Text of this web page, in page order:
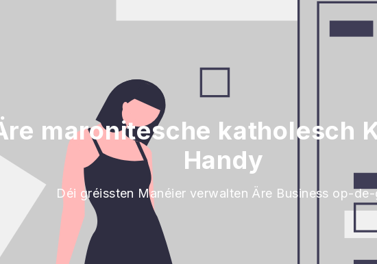
maronitesche katholesch
Handy
Déi gréissten Manéier verwalten Äre Business op-